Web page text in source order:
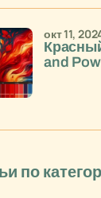
and
окт 11,
по